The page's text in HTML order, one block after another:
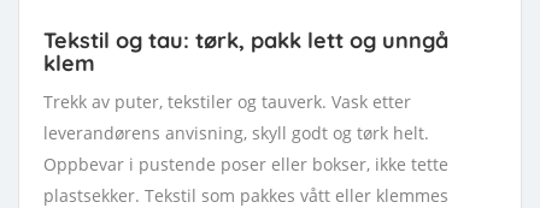
Tekstil og tau: tørk, pakk lett og unngå
klem
Trekk av puter, tekstiler og tauverk. Vask etter
leverandørens anvisning, skyll godt og tørk helt.
Oppbevar i pustende poser eller bokser, ikke tette
plastsekker. Tekstil som pakkes vått eller klemmes